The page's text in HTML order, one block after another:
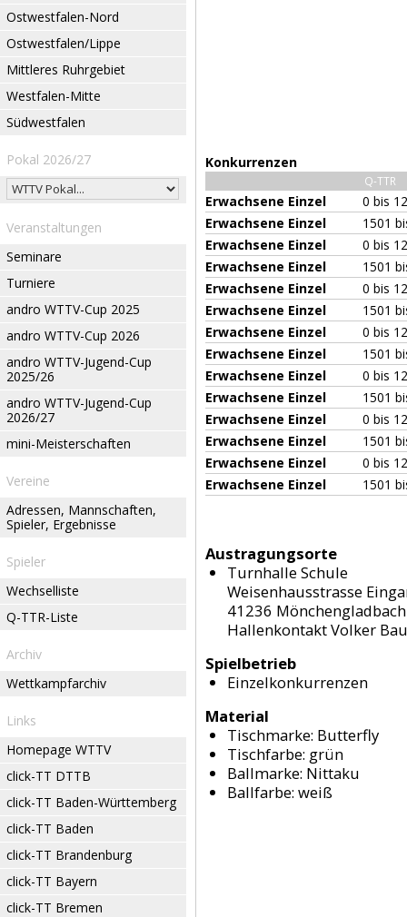
Ostwestfalen-Nord
Ostwestfalen/Lippe
Mittleres Ruhrgebiet
Westfalen-Mitte
Südwestfalen
Pokal 2026/27
Veranstaltungen
Seminare
Turniere
andro WTTV-Cup 2025
andro WTTV-Cup 2026
andro WTTV-Jugend-Cup
2025/26
andro WTTV-Jugend-Cup
2026/27
mini-Meisterschaften
Vereine
Adressen, Mannschaften,
Spieler, Ergebnisse
Spieler
Wechselliste
Q-TTR-Liste
Archiv
Wettkampfarchiv
Links
Homepage WTTV
click-TT DTTB
click-TT Baden-Württemberg
click-TT Baden
click-TT Brandenburg
click-TT Bayern
click-TT Bremen
Konkurrenzen
Q-TTR
Erwachsene Einzel
0 bis
Erwachsene Einzel
1501
Erwachsene Einzel
0 bis
Erwachsene Einzel
1501
Erwachsene Einzel
0 bis
Erwachsene Einzel
1501
Erwachsene Einzel
0 bis
Erwachsene Einzel
1501
Erwachsene Einzel
0 bis
Erwachsene Einzel
1501
Erwachsene Einzel
0 bis
Erwachsene Einzel
1501
Erwachsene Einzel
0 bis
Erwachsene Einzel
1501
Austragungsorte
Turnhalle Schule
Weisenhausstrasse
41236 Mönchengladbach
Hallenkontakt Volker
Spielbetrieb
Einzelkonkurrenzen
Material
Tischmarke: Butterfly
Tischfarbe: grün
Ballmarke: Nittaku
Ballfarbe: weiß